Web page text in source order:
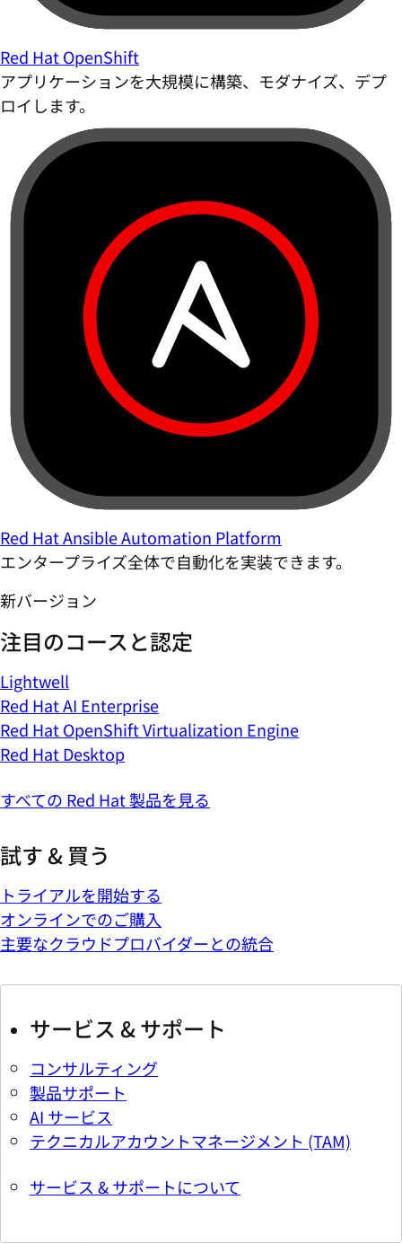
Red Hat OpenShift
アプリケーションを大規模に構築、モダナイズ、デプ
ロイします。
Red Hat Ansible Automation Platform
エンタープライズ全体で自動化を実装できます。
新バージョン
注目のコースと認定
Lightwell
Red Hat AI Enterprise
Red Hat OpenShift Virtualization Engine
Red Hat Desktop
すべての Red Hat 製品を見る
試す & 買う
トライアルを開始する
オンラインでのご購入
主要なクラウドプロバイダーとの統合
サービス & サポート
コンサルティング
製品サポート
AI サービス
テクニカルアカウントマネージメント (TAM)
サービス & サポートについて